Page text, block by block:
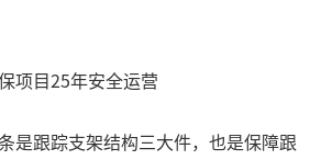
项目25年安全运营
是跟踪支架结构三大件，也是保障跟